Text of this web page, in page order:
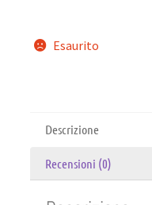
Esaurito
Descrizione
Recensioni (0)